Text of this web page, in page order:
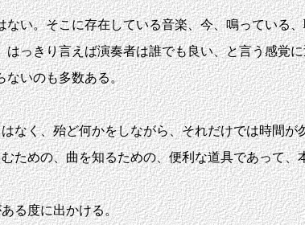
い。そこに存在している音楽、今、鳴っている
はっきり言えば演奏者は誰でも良い、と言う感覚
ないのも多数ある。
く、殆ど何かをしながら、それだけでは時間
ための、曲を知るための、便利な道具であって、
る度に出かける。